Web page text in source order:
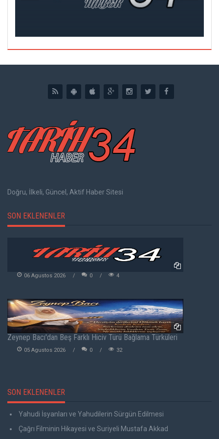
Doğru, İlkeli, Güncel, Aktif Haber Sitesi
SON EKLENENLER
06 Agustos 2026 0 4
Zeynep Bacı'dan Beş Farklı Hiciv Türü Bağlama Türküleri
05 Agustos 2026 0 32
SON EKLENENLER
Yahudi İsyanları ve Yahudilerin Sürgün Edilmesi
Çağrı Filminin Hikayesi ve Suriyeli Mustafa Akkad